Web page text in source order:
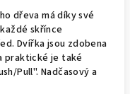
dřeva má díky své
skřínce
Dvířka jsou zdobena
praktické je také
Pull". Nadčasový a